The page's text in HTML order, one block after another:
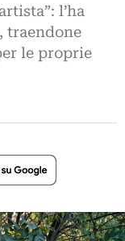
l’ha
traendone
le proprie